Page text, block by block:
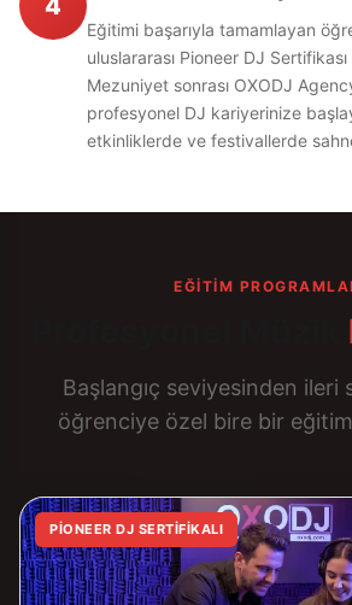
4
Eğitimi başarıyla tamamlayan
uluslararası Pioneer DJ
Mezuniyet sonrası OXODJ
profesyonel DJ kariyerinize
etkinliklerde ve festivallerde
EĞITIM
Başlangıç seviyesinden ileri
öğrenciye özel bire bir
PIONEER DJ SERTIFIKALI